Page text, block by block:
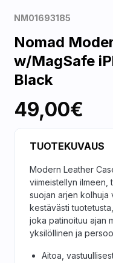
NM01693185
Nomad
w/MagSafe
Black
49,00€
TUOTEKUVAUS
Modern Leather
viimeistellyn ilmeen,
suojan arjen kolhuja
kestävästi
joka patinoituu ajan
yksilöllinen ja
Aitoa,